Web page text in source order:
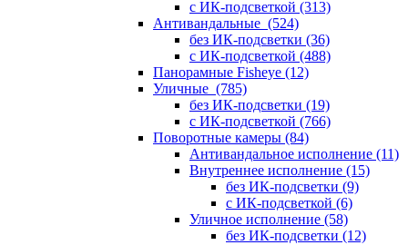
с ИК-подсветкой (313)
Антивандальные (524)
без ИК-подсветки (36)
с ИК-подсветкой (488)
Панорамные Fisheye (12)
Уличные (785)
без ИК-подсветки (19)
с ИК-подсветкой (766)
Поворотные камеры (84)
Антивандальное исполнение (11)
Внутреннее исполнение (15)
без ИК-подсветки (9)
с ИК-подсветкой (6)
Уличное исполнение (58)
без ИК-подсветки (12)